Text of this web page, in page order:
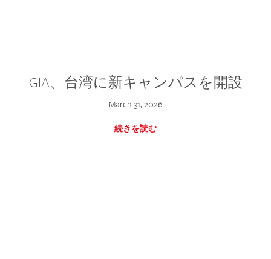
GIA、台湾に新キャンパスを開設
March 31, 2026
続きを読む